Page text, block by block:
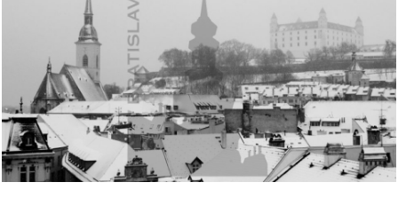
rozhovory
fotky
protesty